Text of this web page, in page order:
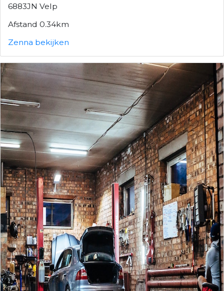
6883JN Velp
Afstand 0.34km
Zenna bekijken